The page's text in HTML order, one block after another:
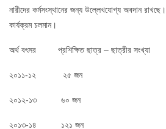
নারীদের কর্মসংস্থানের জন্য উল্লেখযোগ্য অবদান
কার্যক্রম চলমান।
অর্থ বৎসর প্রশিক্ষিত ছাত্র – ছাত্রীর সংখ্যা
২০১১-১২ ২৫ জন
২০১২-১৩ ৬০ জন
২০১৩-১৪ ১২১ জন